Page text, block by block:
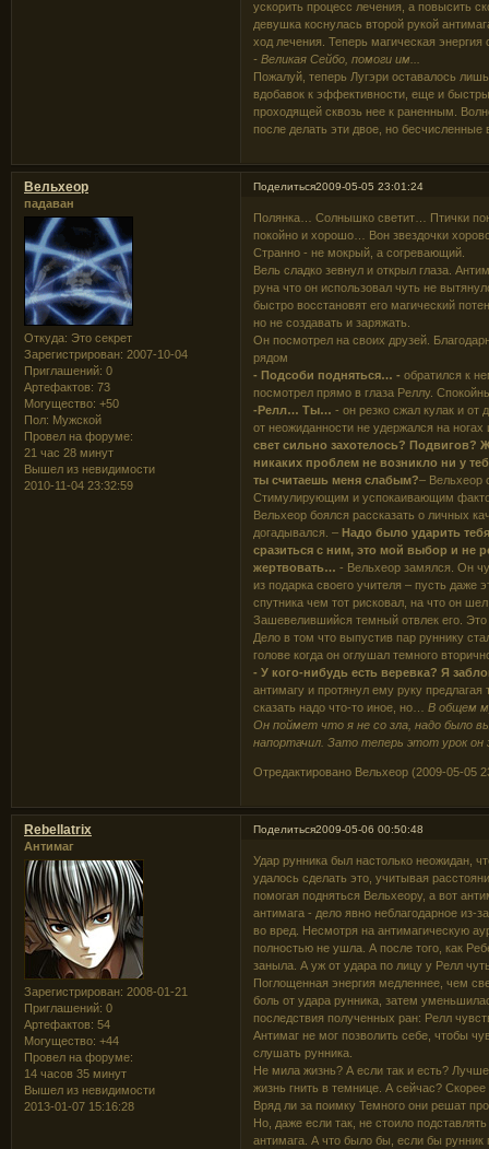
ускорить процесс лечения, а повысить
девушка коснулась второй рукой
ход лечения. Теперь магическая
- Великая Сейбо, помоги им...
Пожалуй, теперь Лугэри оставалось
вдобавок к эффективности, еще и
проходящей сквозь нее к раненным.
после делать эти двое, но
Поделиться2009-05-05 23:01:24
Вельхеор
падаван
Откуда: Это секрет
Зарегистрирован: 2007-10-04
Приглашений: 0
Артефактов: 73
Могущество: +50
Пол: Мужской
Провел на форуме:
21 час 28 минут
Вышел из невидимости
2010-11-04 23:32:59
Полянка… Солнышко светит… Птички
покойно и хорошо… Вон звездочки
Странно - не мокрый, а согревающий.
Вель сладко зевнул и открыл глаза.
руна что он использовал чуть не
быстро восстановят его магический
но не создавать и заряжать.
Он посмотрел на своих друзей.
рядом
- Подсоби подняться… - обратился к
посмотрел прямо в глаза Реллу.
-Релл… Ты…- он резко сжал кулак и
от неожиданности не удержался на
свет сильно захотелось? Подвигов?
никаких проблем не возникло ни у
ты считаешь меня слабым?– Вельхеор
Стимулирующим и успокаивающим
Вельхеор боялся рассказать о личных
догадывался. –Надо было ударить
сразиться с ним, это мой выбор и не
жертвовать…- Вельхеор замялся. Он
из подарка своего учителя – пусть даже
спутника чем тот рисковал, на что он
Зашевелившийся темный отвлек его. Это
Дело в том что выпустив пар руннику
голове когда он оглушал темного
- У кого-нибудь есть веревка? Я
антимагу и протянул ему руку
сказать надо что-то иное, но…В общем
Он поймет что я не со зла, надо было
напортачил. Зато теперь этот урок он
Отредактировано Вельхеор (2009-05-05
Поделиться2009-05-06 00:50:48
Rebellatrix
Антимаг
Зарегистрирован: 2008-01-21
Приглашений: 0
Артефактов: 54
Могущество: +44
Провел на форуме:
14 часов 35 минут
Вышел из невидимости
2013-01-07 15:16:28
Удар рунника был настолько неожидан,
удалось сделать это, учитывая
помогая подняться Вельхеору, а вот
антимага - дело явно неблагодарное из-
во вред. Несмотря на антимагическую
полностью не ушла. А после того, как
заныла. А уж от удара по лицу у Релл
Поглощенная энергия медленнее, чем
боль от удара рунника, затем
последствия полученных ран: Релл
Антимаг не мог позволить себе, чтобы
слушать рунника.
Не мила жизнь? А если так и есть?
жизнь гнить в темнице. А сейчас?
Вряд ли за поимку Темного они решат
Но, даже если так, не стоило
антимага. А что было бы, если бы